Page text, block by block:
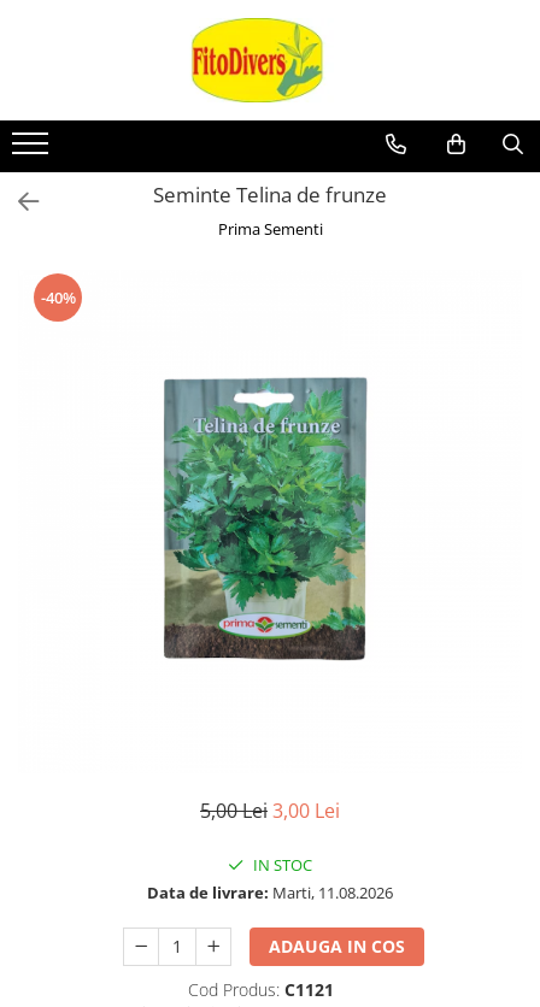
Seminte Telina de frunze
Prima Sementi
-40%
5,00 Lei3,00 Lei
IN STOC
Data de livrare: Marti, 11.08.2026
ADAUGA IN COS
Cod Produs: C1121